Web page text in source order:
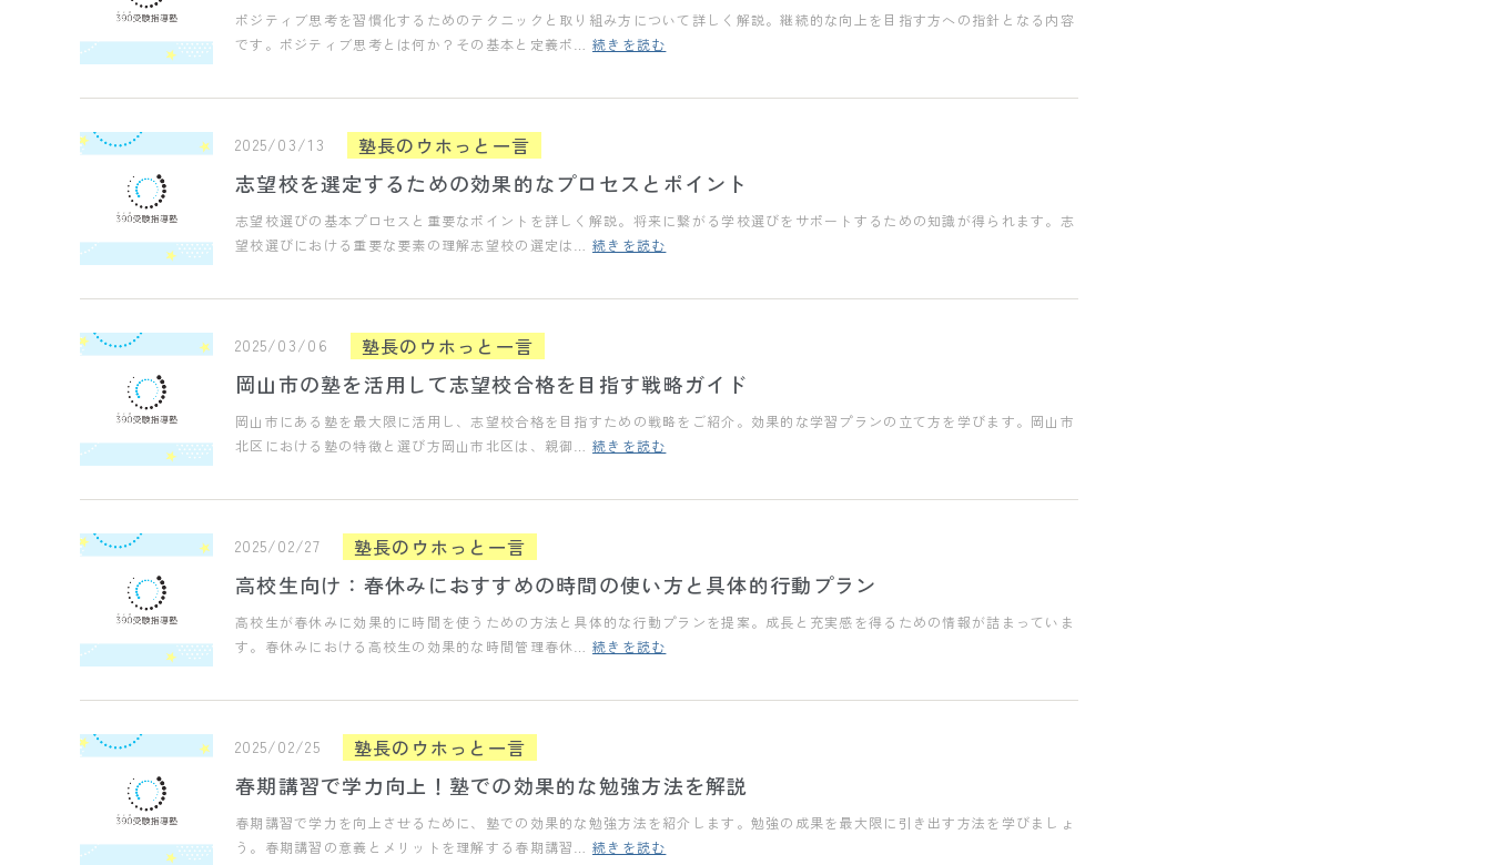
ポジティブ思考を習慣化するためのテクニックと取り組み方について詳しく解説。継続的な向上を目指す方への指針となる内容
です。ポジティブ思考とは何か？その基本と定義ポ… 続きを読む
2025/03/13 塾長のウホっと一言
志望校を選定するための効果的なプロセスとポイント
志望校選びの基本プロセスと重要なポイントを詳しく解説。将来に繋がる学校選びをサポートするための知識が得られます。志
望校選びにおける重要な要素の理解志望校の選定は… 続きを読む
2025/03/06 塾長のウホっと一言
岡山市の塾を活用して志望校合格を目指す戦略ガイド
岡山市にある塾を最大限に活用し、志望校合格を目指すための戦略をご紹介。効果的な学習プランの立て方を学びます。岡山市
北区における塾の特徴と選び方岡山市北区は、親御… 続きを読む
2025/02/27 塾長のウホっと一言
高校生向け：春休みにおすすめの時間の使い方と具体的行動プラン
高校生が春休みに効果的に時間を使うための方法と具体的な行動プランを提案。成長と充実感を得るための情報が詰まっていま
す。春休みにおける高校生の効果的な時間管理春休… 続きを読む
2025/02/25 塾長のウホっと一言
春期講習で学力向上！塾での効果的な勉強方法を解説
春期講習で学力を向上させるために、塾での効果的な勉強方法を紹介します。勉強の成果を最大限に引き出す方法を学びましょ
う。春期講習の意義とメリットを理解する春期講習… 続きを読む